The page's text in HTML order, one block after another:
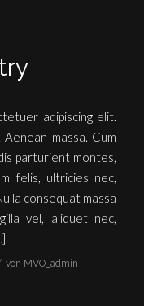
adipiscing elit.
massa. Cum
parturient montes,
felis, ultricies nec,
consequat massa
vel, aliquet nec,
von MVO_admin